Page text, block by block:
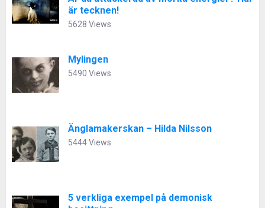
är tecknen!
5628 Views
Mylingen
5490 Views
Änglamakerskan – Hilda Nilsson
5444 Views
5 verkliga exempel på demonisk